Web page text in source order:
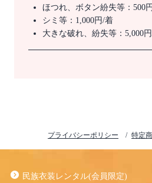
ほつれ、ボタン紛失等：500
シミ等：1,000円/着
大きな破れ、紛失等：5,000
プライバシーポリシー 特定
民族衣装レンタル(会員限定)